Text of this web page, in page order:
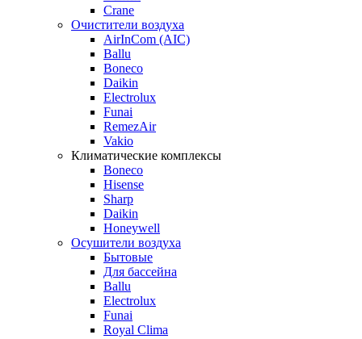
Crane
Очистители воздуха
AirInCom (AIC)
Ballu
Boneco
Daikin
Electrolux
Funai
RemezAir
Vakio
Климатические комплексы
Boneco
Hisense
Sharp
Daikin
Honeywell
Осушители воздуха
Бытовые
Для бассейна
Ballu
Electrolux
Funai
Royal Clima